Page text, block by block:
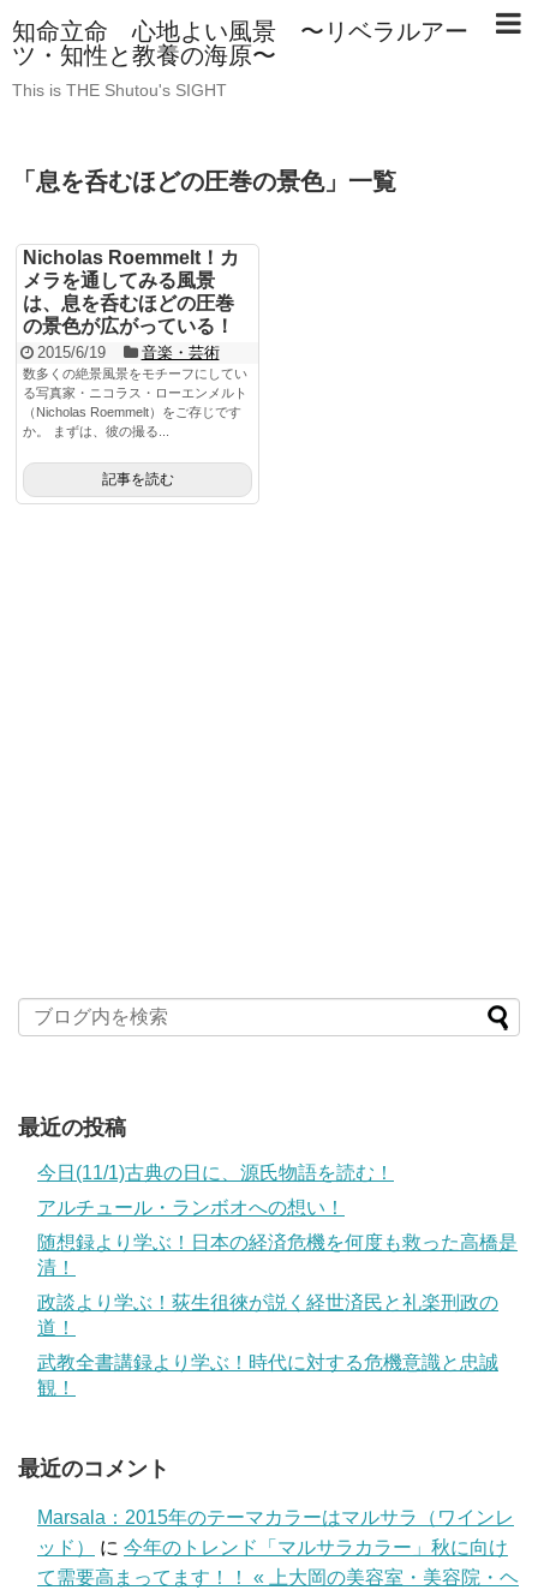
知命立命 心地よい風景 〜リベラルアー
ツ・知性と教養の海原〜
This is THE Shutou's SIGHT
「 息を呑むほどの圧巻の景色」 一覧
Nicholas Roemmelt！カ
メラを通してみる風景
は、息を呑むほどの圧巻
の景色が広がっている！
2015/6/19 音楽・芸術
数多くの絶景風景をモチーフにしてい
る写真家・ニコラス・ローエンメルト
（Nicholas Roemmelt）をご存じです
か。 まずは、彼の撮る...
記事を読む
最近の投稿
今日(11/1)古典の日に、源氏物語を読む！
アルチュール・ランボオへの想い！
随想録より学ぶ！日本の経済危機を何度も救った高橋是
清！
政談より学ぶ！荻生徂徠が説く経世済民と礼楽刑政の
道！
武教全書講録より学ぶ！時代に対する危機意識と忠誠
観！
最近のコメント
Marsala：2015年のテーマカラーはマルサラ（ワインレ
ッド）
に 今年のトレンド「マルサラカラー」秋に向け
て需要高まってます！！ « 上大岡の美容室・美容院・ヘ